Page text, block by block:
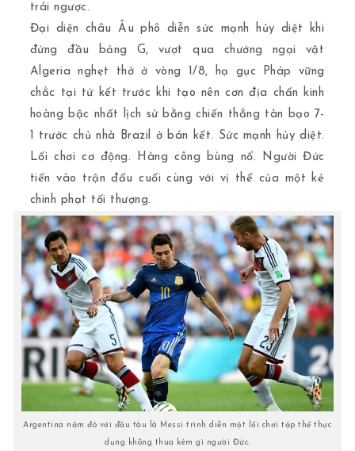
trái ngược.
Đại diện châu Âu phô diễn sức mạnh hủy diệt khi
đứng đầu bảng G, vượt qua chướng ngại vật
Algeria nghẹt thở ở vòng 1/8, hạ gục Pháp vững
chắc tại tứ kết trước khi tạo nên cơn địa chấn kinh
hoàng bậc nhất lịch sử bằng chiến thắng tàn bạo 7-
1 trước chủ nhà Brazil ở bán kết. Sức mạnh hủy diệt.
Lối chơi cơ động. Hàng công bùng nổ. Người Đức
tiến vào trận đấu cuối cùng với vị thế của một kẻ
chinh phạt tối thượng.
Argentina năm đó với đầu tàu là Messi trình diễn một lối chơi tập thể thực
dụng không thua kém gì người Đức.